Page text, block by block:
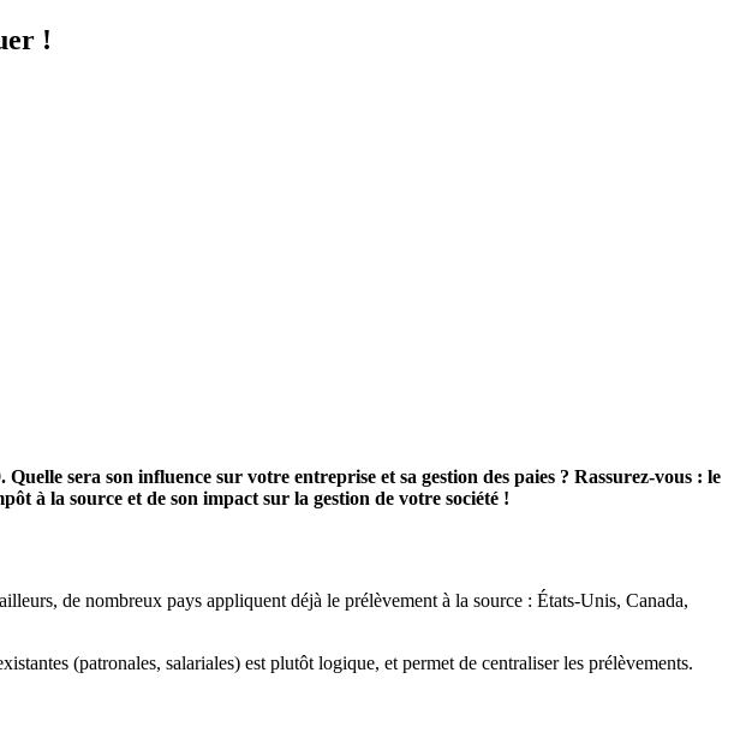
!
sera son influence sur votre entreprise et sa gestion des paies ? Rassurez-vous : le
à la source et de son impact sur la gestion de votre société !
de nombreux pays appliquent déjà le prélèvement à la source : États-Unis, Canada,
(patronales, salariales) est plutôt logique, et permet de centraliser les prélèvements.